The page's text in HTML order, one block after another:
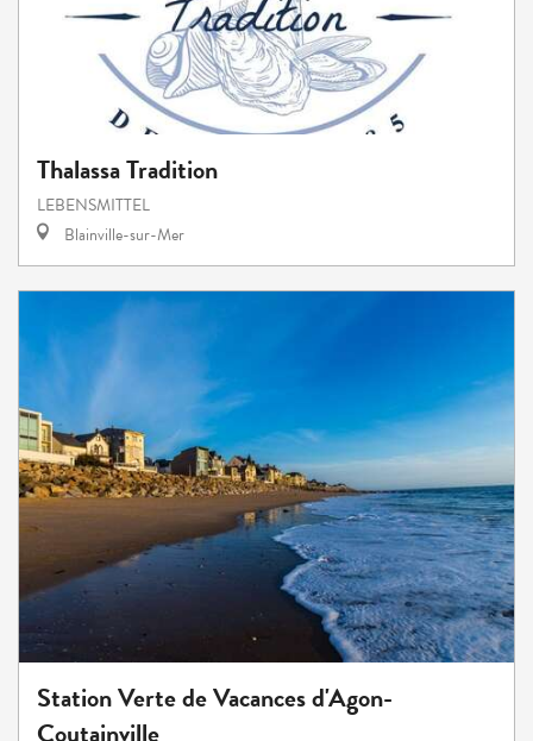
Thalassa Tradition
LEBENSMITTEL
Blainville-sur-Mer
Station Verte de Vacances d'Agon-